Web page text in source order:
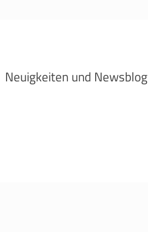
Neuigkeiten und Newsblog